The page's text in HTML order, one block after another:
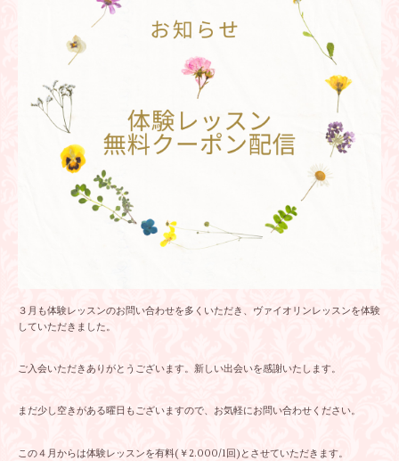
３月も体験レッスンのお問い合わせを多くいただき、ヴァイオリンレッスンを体験
していただきました。
ご入会いただきありがとうございます。新しい出会いを感謝いたします。
まだ少し空きがある曜日もございますので、お気軽にお問い合わせください。
この４月からは体験レッスンを有料(￥2.000/1回)とさせていただきます。